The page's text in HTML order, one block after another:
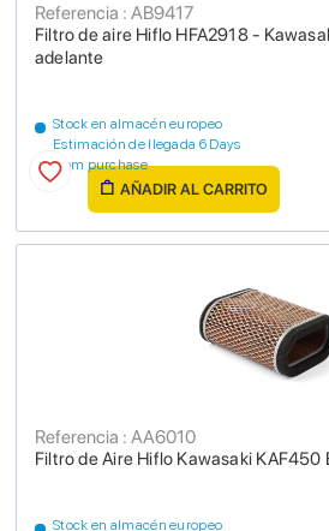
Filtro de aire Hiflo HFA2918 -
adelante
Referencia : AB9417
Stock en almacén europeo
Estimación de llegada 6 Days
from purchase
AÑADIR AL CARRITO
Filtro de Aire Hiflo Kawasaki KAF450
Referencia : AA6010
Stock en almacén europeo